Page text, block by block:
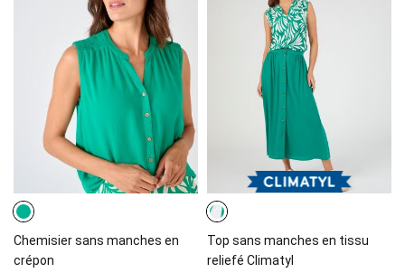
Chemisier sans manches en
crépon
Top sans manches en tissu
reliefé Climatyl